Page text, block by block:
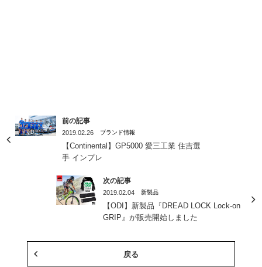
前の記事
2019.02.26 ブランド情報
【Continental】GP5000 愛三工業 住吉選
手 インプレ
次の記事
2019.02.04 新製品
【ODI】新製品『DREAD LOCK Lock-on
GRIP』が販売開始しました
戻る